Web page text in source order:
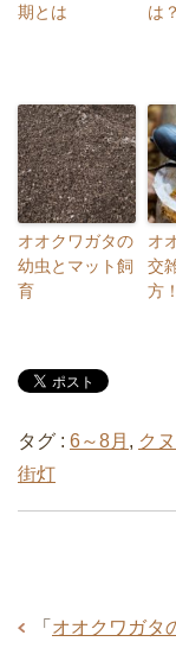
期とは
は？
オオクワガタの
幼虫とマット飼
育
オ
交
方
タグ : 6～8月 , ク
街灯
「 オオクワガタ